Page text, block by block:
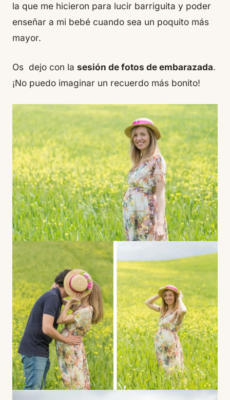
la que me hicieron para lucir barriguita y poder
enseñar a mi bebé cuando sea un poquito más
mayor.
Os dejo con la sesión de fotos de embarazada.
¡No puedo imaginar un recuerdo más bonito!